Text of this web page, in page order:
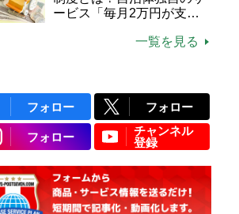
ービス「毎月2万円が支給
一覧を見る
フォロー フォロー
フォロー
チャンネル
登録